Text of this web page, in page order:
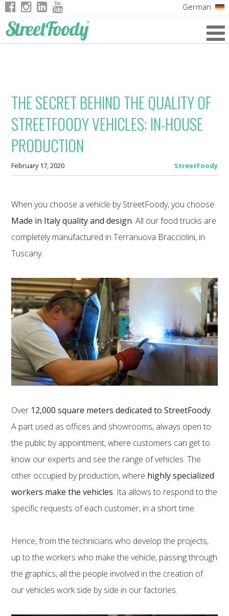
German
THE SECRET BEHIND THE QUALITY OF
STREETFOODY VEHICLES: IN-HOUSE
PRODUCTION
February 17, 2020 StreetFoody
When you choose a vehicle by StreetFoody, you choose
Made in Italy quality and design. All our food trucks are
completely manufactured in Terranuova Bracciolini, in
Tuscany.
Over 12,000 square meters dedicated to StreetFoody.
A part used as offices and showrooms, always open to
the public by appointment, where customers can get to
know our experts and see the range of vehicles. The
other occupied by production, where highly specialized
workers make the vehicles. Ita allows to respond to the
specific requests of each customer, in a short time.
Hence, from the technicians who develop the projects,
up to the workers who make the vehicle, passing through
the graphics, all the people involved in the creation of
our vehicles work side by side in our factories.